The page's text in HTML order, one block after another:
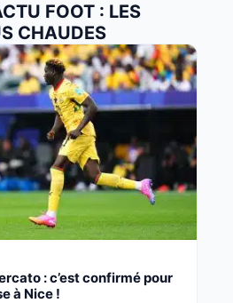
FOOT : LES
CHAUDES
: c’est confirmé pour
à Nice !